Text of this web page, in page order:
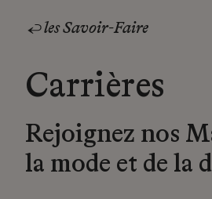
les Savoir-Faire
Carrières
Rejoignez nos
la mode et de la